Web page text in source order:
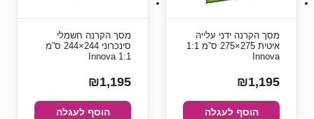
מסך הקרנה ידני עלייה
איטית 275×275 ס”מ 1:1
Innova
₪1,195
הוסף לעגלה
מסך הקרנה חשמלי
סינכרוני 244×244 ס”מ
1:1 Innova
₪1,195
הוסף לעגלה